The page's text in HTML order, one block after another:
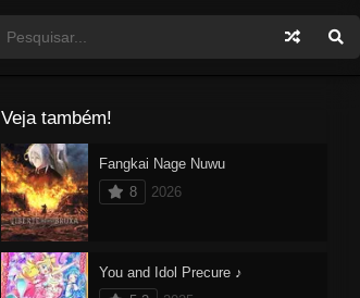
Veja também!
Fangkai Nage Nuwu
8
2026
You and Idol Precure ♪